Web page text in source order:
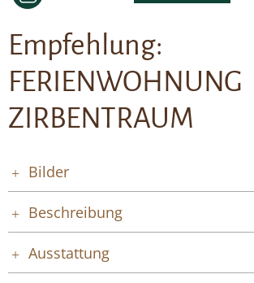
Empfehlung:
FERIENWOHNUNG
ZIRBENTRAUM
Bilder
Beschreibung
Ausstattung